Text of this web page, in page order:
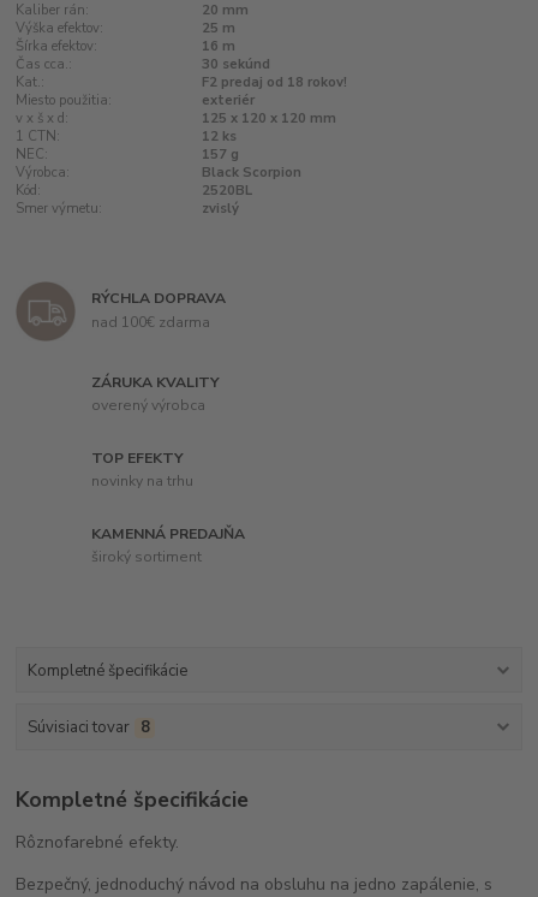
Kaliber rán:
20 mm
Výška efektov:
25 m
Šírka efektov:
16 m
Čas cca.:
30 sekúnd
Kat.:
F2 predaj od 18 rokov!
Miesto použitia:
exteriér
v x š x d:
125 x 120 x 120 mm
1 CTN:
12 ks
NEC:
157 g
Výrobca:
Black Scorpion
Kód:
2520BL
Smer výmetu:
zvislý
RÝCHLA DOPRAVA
nad 100€ zdarma
ZÁRUKA KVALITY
overený výrobca
TOP EFEKTY
novinky na trhu
KAMENNÁ PREDAJŇA
široký sortiment
Kompletné špecifikácie
Súvisiaci tovar 8
Kompletné špecifikácie
Rôznofarebné efekty.
Bezpečný, jednoduchý návod na obsluhu na jedno zapálenie, s